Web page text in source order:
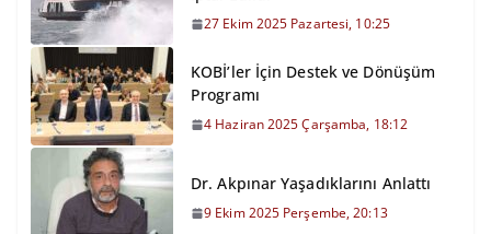
27 Ekim 2025 Pazartesi, 10:25
KOBİ’ler İçin Destek ve Dönüşüm
Programı
4 Haziran 2025 Çarşamba, 18:12
Dr. Akpınar Yaşadıklarını Anlattı
9 Ekim 2025 Perşembe, 20:13